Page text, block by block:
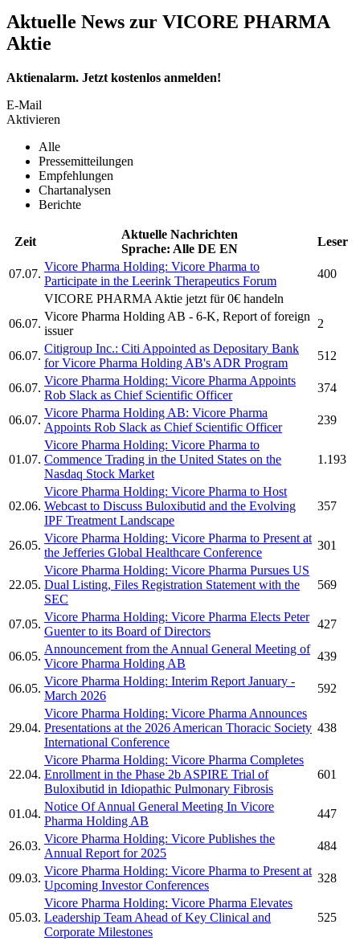
Aktuelle News zur VICORE PHARMA
Aktie
Aktienalarm. Jetzt kostenlos anmelden!
E-Mail
Aktivieren
Alle
Pressemitteilungen
Empfehlungen
Chartanalysen
Berichte
Zeit
Aktuelle Nachrichten
Sprache: Alle DE EN
Leser
07.07.
Vicore Pharma Holding: Vicore Pharma to
Participate in the Leerink Therapeutics Forum
400
VICORE PHARMA Aktie jetzt für 0€ handeln
06.07.
Vicore Pharma Holding AB - 6-K, Report of foreign
issuer
2
06.07.
Citigroup Inc.: Citi Appointed as Depositary Bank
forVicore Pharma Holding AB's ADR Program
512
06.07.
Vicore Pharma Holding: Vicore Pharma Appoints
Rob Slack as Chief Scientific Officer
374
06.07.
Vicore Pharma Holding AB: Vicore Pharma
Appoints Rob Slack as Chief Scientific Officer
239
01.07.
Vicore Pharma Holding: Vicore Pharma to
Commence Trading in the United States on the
Nasdaq Stock Market
1.193
02.06.
Vicore Pharma Holding: Vicore Pharma to Host
Webcast to Discuss Buloxibutid and the Evolving
IPF Treatment Landscape
357
26.05.
Vicore Pharma Holding: Vicore Pharma to Present at
the Jefferies Global Healthcare Conference
301
22.05.
Vicore Pharma Holding: Vicore Pharma Pursues US
Dual Listing, Files Registration Statement with the
SEC
569
07.05.
Vicore Pharma Holding: Vicore Pharma Elects Peter
Guenter to its Board of Directors
427
06.05.
Announcement from the Annual General Meeting of
Vicore Pharma Holding AB
439
06.05.
Vicore Pharma Holding: Interim Report January -
March 2026
592
29.04.
Vicore Pharma Holding: Vicore Pharma Announces
Presentations at the 2026 American Thoracic Society
International Conference
438
22.04.
Vicore Pharma Holding: Vicore Pharma Completes
Enrollment in the Phase 2b ASPIRE Trial of
Buloxibutid in Idiopathic Pulmonary Fibrosis
601
01.04.
Notice Of Annual General Meeting In Vicore
Pharma Holding AB
447
26.03.
Vicore Pharma Holding: Vicore Publishes the
Annual Report for 2025
484
09.03.
Vicore Pharma Holding: Vicore Pharma to Present at
Upcoming Investor Conferences
328
05.03.
Vicore Pharma Holding: Vicore Pharma Elevates
Leadership Team Ahead of Key Clinical and
Corporate Milestones
525